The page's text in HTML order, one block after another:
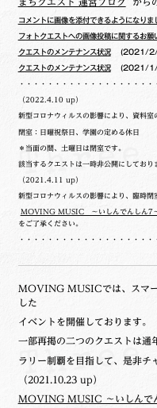
まちクエスト 運営ブログから
コメントに画像を添付できるようになりま
フォトクエストへの画像投稿に関するお願
クエストのメンテナンス状況(2021/2/
クエストのメンテナンス状況(2021/1/
・・・・・・・・・・・・・・・・・・・
（2022.4.10 up）
新型コロナウィルスの影響により、資料
閉室：日曜祝祭日、学園の定める休日
＊当面の間、土曜日は閉室です。
該当するクエストは一時非公開にしており
（2021.4.11 up）
新型コロナウィルスの影響により、臨時閉
MOVING MUSIC ～いしんでんしん7
をご了承ください。
・・・・・・・・・・・・・・・・・・・
MOVING MUSICでは、スマー
した
イベントを開催しております。
一部再掲の二つのクエストは通
ラリー制覇を目指して、是非チ
（2021.10.23 up）
MOVING MUSIC ～いしんで